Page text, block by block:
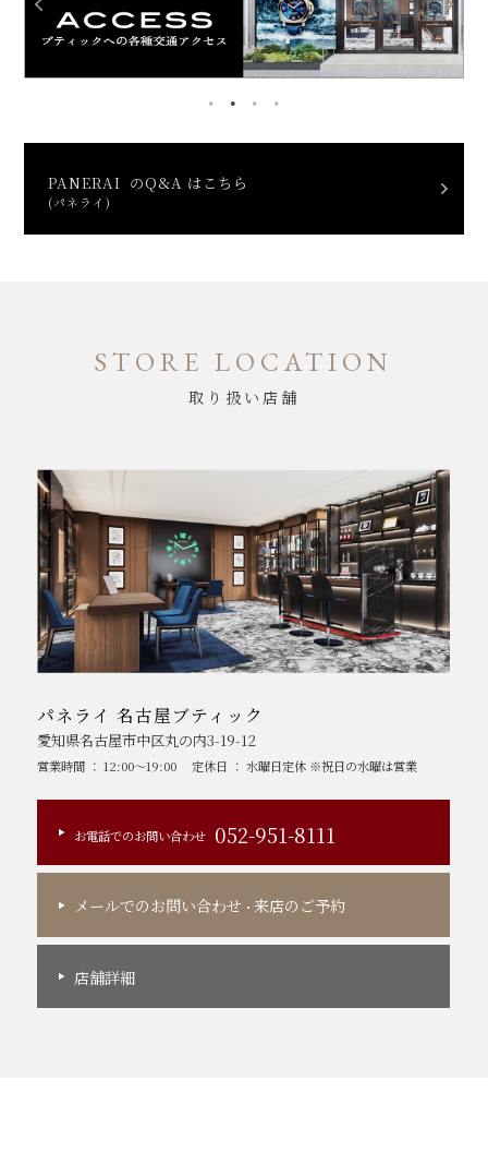
PANERAI のQ&A はこちら
(パネライ)
STORE LOCATION
取り扱い店舗
パネライ 名古屋ブティック
愛知県名古屋市中区丸の内3-19-12
営業時間 ： 12:00～19:00 定休日 ： 水曜日定休 ※祝日の水曜は営業
お電話でのお問い合わせ 052-951-8111
メールでのお問い合わせ ・来店のご予約
店舗詳細